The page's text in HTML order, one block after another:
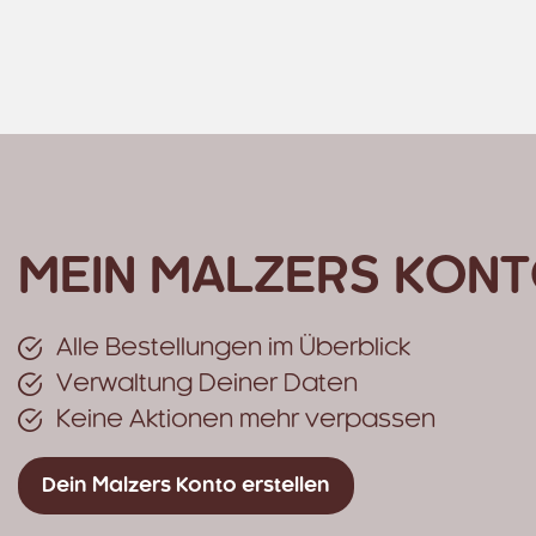
MEIN MALZERS
Alle Bestellungen im Überblick
Verwaltung Deiner Daten
Keine Aktionen mehr verpassen
Dein Malzers Konto erstellen